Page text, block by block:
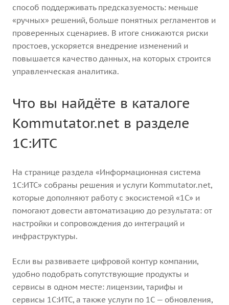
способ поддерживать предсказуемость: меньше
«ручных» решений, больше понятных регламентов и
проверенных сценариев. В итоге снижаются риски
простоев, ускоряется внедрение изменений и
повышается качество данных, на которых строится
управленческая аналитика.
Что вы найдёте в каталоге
Kommutator.net в разделе
1С:ИТС
На странице раздела «Информационная система
1С:ИТС» собраны решения и услуги Kommutator.net,
которые дополняют работу с экосистемой «1С» и
помогают довести автоматизацию до результата: от
настройки и сопровождения до интеграций и
инфраструктуры.
Если вы развиваете цифровой контур компании,
удобно подобрать сопутствующие продукты и
сервисы в одном месте: лицензии, тарифы и
сервисы 1С:ИТС, а также услуги по 1С — обновления,